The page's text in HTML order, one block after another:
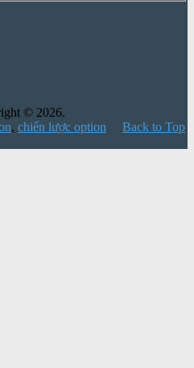
© 2026.
, chiến lược option
Back to Top